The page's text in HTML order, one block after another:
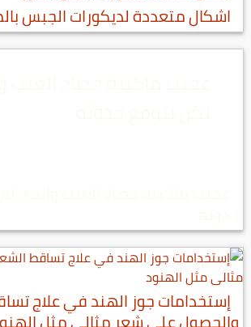
اشكال متعددة لديكورات الجبس
إستخدامات جوز الهند في علاج